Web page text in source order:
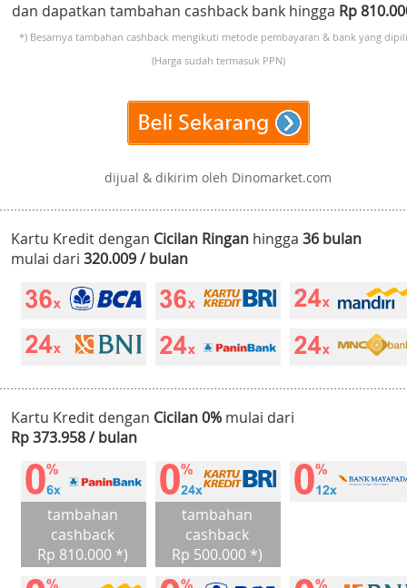
dan dapatkan tambahan cashback bank hingga Rp
*) Besarnya tambahan cashback mengikuti metode pembayaran & bank yang
(Harga sudah termasuk PPN)
dijual & dikirim oleh Dinomarket.com
Kartu Kredit dengan Cicilan Ringan hingga 36 bulan
mulai dari 320.009 / bulan
Kartu Kredit dengan Cicilan 0% mulai dari
Rp 373.958 / bulan
tambahan
cashback
Rp 810.000 *)
tambahan
cashback
Rp 500.000 *)